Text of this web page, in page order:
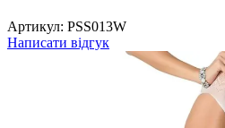
Артикул: PSS013W
Написати відгук